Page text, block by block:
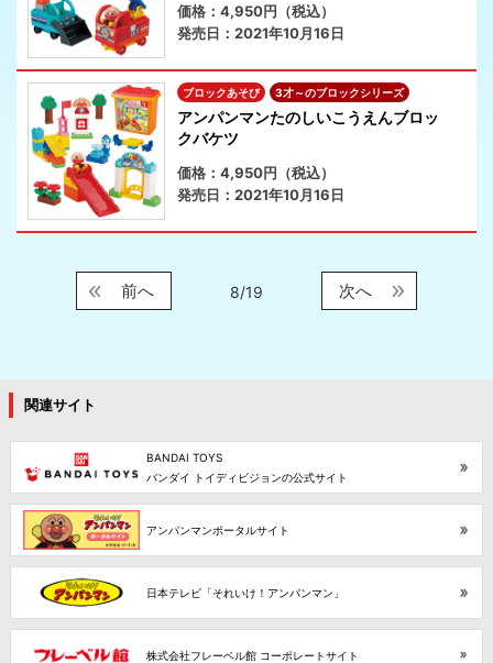
価格：4,950円（税込）
発売日：2021年10月16日
ブロックあそび 3才～のブロックシリーズ
アンパンマンたのしいこうえんブロッ
クバケツ
価格：4,950円（税込）
発売日：2021年10月16日
8/19
前へ 次へ
関連サイト
BANDAI TOYS
バンダイ トイディビジョンの公式サイト
アンパンマンポータルサイト
日本テレビ「それいけ！アンパンマン」
株式会社フレーベル館 コーポレートサイト